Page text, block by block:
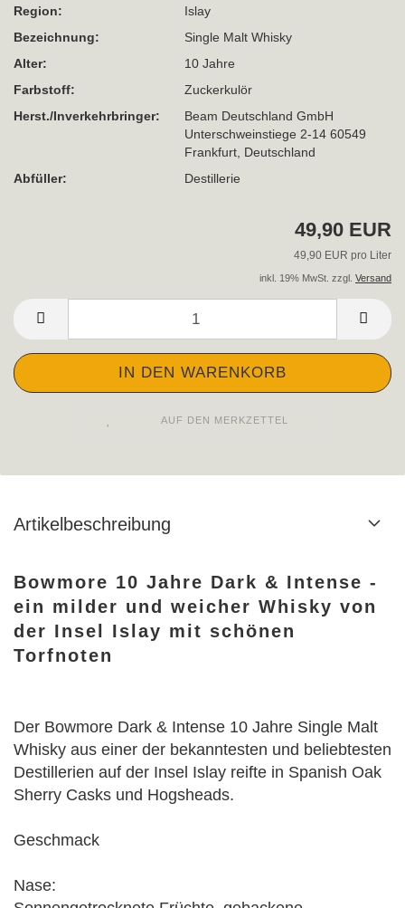
Region:
Islay
Bezeichnung:
Single Malt Whisky
Alter:
10 Jahre
Farbstoff:
Zuckerkulör
Herst./Inverkehrbringer:
Beam Deutschland GmbH
Unterschweinstiege 2-14 60549
Frankfurt, Deutschland
Abfüller:
Destillerie
49,90 EUR
49,90 EUR pro Liter
inkl. 19% MwSt. zzgl. Versand
AUF DEN MERKZETTEL
Artikelbeschreibung
Bowmore 10 Jahre Dark & Intense -
ein milder und weicher Whisky von
der Insel Islay mit schönen
Torfnoten
Der Bowmore Dark & Intense 10 Jahre Single Malt
Whisky aus einer der bekanntesten und beliebtesten
Destillerien auf der Insel Islay reifte in Spanish Oak
Sherry Casks und Hogsheads.
Geschmack
Nase: